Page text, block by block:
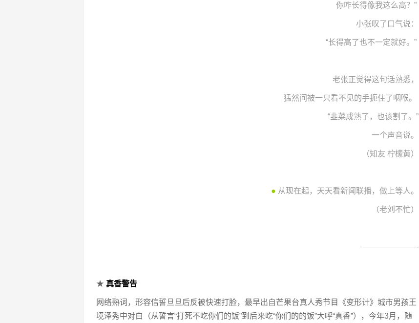
你咋长得像我这么高？”
小张叹了口气说：
“长得高了也不一定就好。”
老张正觉得这句话熟悉，
猛然间被一只看不见的手扼住了咽喉。
“韭菜成熟了，也该割了。”
一个声音说。
（知友 柠檬黄）
● 从现在起，天天看新闻联播，做上等人。
（老刘不忙）
———————-
★ 真香警告
网络熟词，形容信誓旦旦后反被快速打脸，最早出自芒果台真人秀节目《变形计》城市男孩王
境泽秀中对白（从誓言“打死不吃你们的饭”到后来吃“你们的的饭”大呼“真香”），今年3月，随